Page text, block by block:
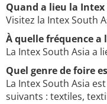
Quand a lieu la Intex
Visitez la Intex South
À quelle fréquence a
La Intex South Asia a
Quel genre de foire
La Intex South Asia
suivants : textiles,